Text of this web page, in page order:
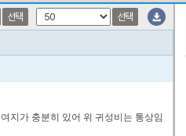
선택 선택
지가 충분히 있어 위 귀성비는 통상임